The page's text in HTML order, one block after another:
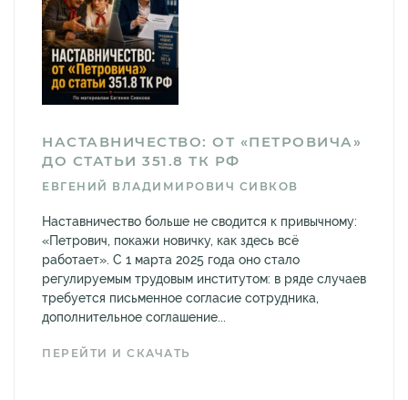
НАСТАВНИЧЕСТВО: ОТ «ПЕТРОВИЧА»
ДО СТАТЬИ 351.8 ТК РФ
ЕВГЕНИЙ ВЛАДИМИРОВИЧ СИВКОВ
Наставничество больше не сводится к привычному:
«Петрович, покажи новичку, как здесь всё
работает». С 1 марта 2025 года оно стало
регулируемым трудовым институтом: в ряде случаев
требуется письменное согласие сотрудника,
дополнительное соглашение...
ПЕРЕЙТИ И СКАЧАТЬ